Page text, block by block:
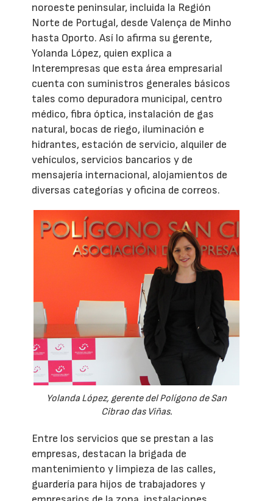
noroeste peninsular, incluida la Región
Norte de Portugal, desde Valença de Minho
hasta Oporto. Así lo afirma su gerente,
Yolanda López, quien explica a
Interempresas que esta área empresarial
cuenta con suministros generales básicos
tales como depuradora municipal, centro
médico, fibra óptica, instalación de gas
natural, bocas de riego, iluminación e
hidrantes, estación de servicio, alquiler de
vehículos, servicios bancarios y de
mensajería internacional, alojamientos de
diversas categorías y oficina de correos.
Yolanda López, gerente del Polígono de San
Cibrao das Viñas.
Entre los servicios que se prestan a las
empresas, destacan la brigada de
mantenimiento y limpieza de las calles,
guardería para hijos de trabajadores y